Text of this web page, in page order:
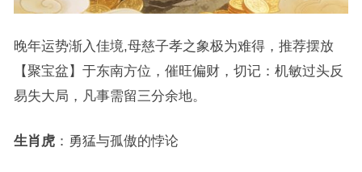
晚年运势渐入佳境,母慈子孝之象极为难得，推荐摆放
【聚宝盆】于东南方位，催旺偏财，切记：机敏过头反
易失大局，凡事需留三分余地。
生肖虎：勇猛与孤傲的悖论